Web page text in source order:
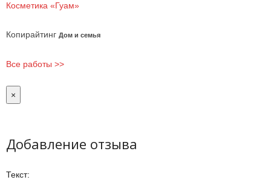
Косметика «Гуам»
Копирайтинг Дом и семья
Все работы >>
×
Добавление отзыва
Текст: